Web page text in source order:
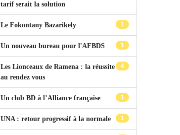
tarif serait la solution
1
Le Fokontany Bazarikely
1
Un nouveau bureau pour l'AFBDS
4
Les Lionceaux de Ramena : la réussite
au rendez vous
1
Un club BD à l’Alliance française
1
UNA : retour progressif à la normale